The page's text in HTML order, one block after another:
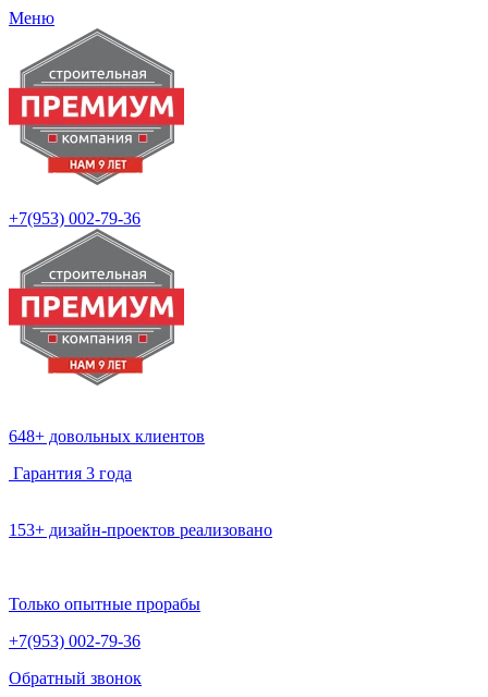
Меню
+7(953) 002-79-36
648+ довольных клиентов
Гарантия 3 года
153+ дизайн-проектов реализовано
Только опытные прорабы
+7(953) 002-79-36
Обратный звонок